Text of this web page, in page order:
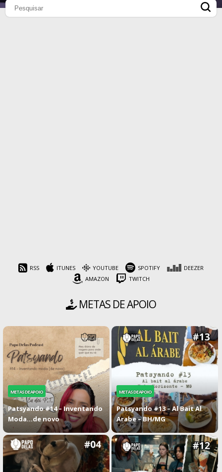
RSS ITUNES YOUTUBE SPOTIFY
DEEZER
AMAZON
TWITCH
METAS DE APOIO
METAS DE APOIO
Patsyando #14 – Inventando
Moda…de novo
METAS DE APOIO
Patsyando #13 – Al Bait Al
Arabe – BH/MG